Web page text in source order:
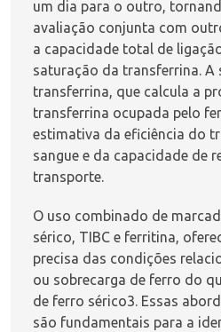
um dia para o outro,
avaliação conjunta com
a capacidade total de
saturação da transferrina. A
transferrina, que calcula a
transferrina ocupada pelo
estimativa da eficiência do
sangue e da capacidade de
transporte.
O uso combinado de
sérico, TIBC e ferritina,
precisa das condições
ou sobrecarga de ferro do
de ferro sérico3. Essas
são fundamentais para a